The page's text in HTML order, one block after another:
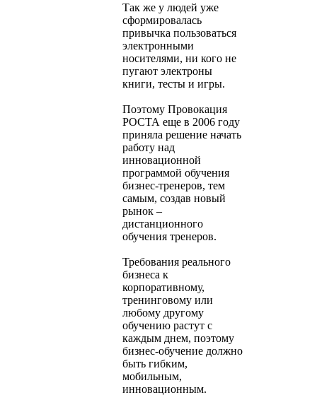
Так же у людей уже
сформировалась
привычка пользоваться
электронными
носителями, ни кого не
пугают электроны
книги, тесты и игры.
Поэтому Провокация
РОСТА еще в 2006 году
приняла решение начать
работу над
инновационной
программой обучения
бизнес-тренеров, тем
самым, создав новый
рынок –
дистанционного
обучения тренеров.
Требования реального
бизнеса к
корпоративному,
тренинговому или
любому другому
обучению растут с
каждым днем, поэтому
бизнес-обучение должно
быть гибким,
мобильным,
инновационным.